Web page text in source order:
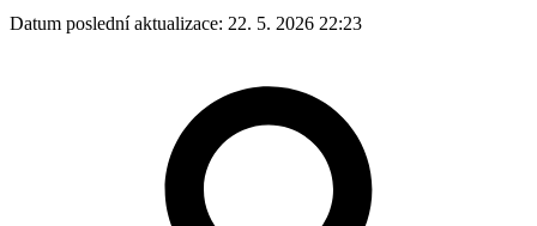
Datum poslední aktualizace: 22. 5. 2026 22:23